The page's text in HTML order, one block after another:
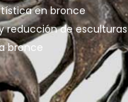
en bronce
reducción de esculturas
bronce